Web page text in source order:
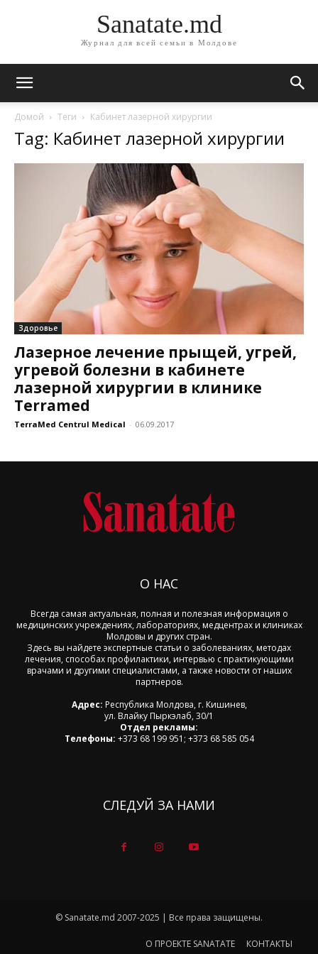
Sanatate.md
Журнал для всей семьи в Молдове
Домой Теги Кабинет лазерной хирургии
Tag: Кабинет лазерной хирургии
Здоровье
Лазерное лечение прыщей, угрей,
угревой болезни в кабинете
лазерной хирургии в клинике
Terramed
TerraMed Centrul Medical - 06.09.2017
О НАС
Всегда самая актуальная, полная и полезная информация о
медицинских учреждениях, лабораториях, медцентрах и клиниках
Молдовы и других стран.
Здесь вы найдете экспертные статьи о заболеваниях, методах
лечения, способах профилактики, интервью с практикующими
врачами и другими специалистами, а также новости от наших
партнеров.
Адрес: Республика Молдова, г. Кишинев,
ул. Влайку Пыркэлаб, 30/1
Отдел рекламы:
Телефоны: +373 68 199 951; +373 68 585 054
СЛЕДУЙ ЗА НАМИ
© Sanatate.md 2007-2025 | Все права защищены.
О ПРОЕКТЕ SANATATE
КОНТАКТЫ